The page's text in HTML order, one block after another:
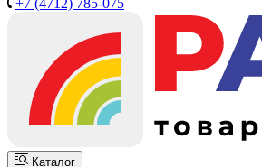
+7 (4712) 785-075
Каталог